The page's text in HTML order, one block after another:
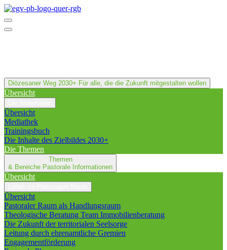
Diözesaner Weg 2030+ Für alle, die die Zukunft mitgestalten wollen
Übersicht
Übersicht
Mediathek
Trainingsbuch
Die Inhalte des Zielbildes 2030+
Die Themen
Themen
& Bereiche Pastorale Informationen
Übersicht
Übersicht
Pastoraler Raum als Handlungsraum
Theologische Beratung Team Immobilienberatung
Die Zukunft der territorialen Seelsorge
Leitung durch ehrenamtliche Gremien
Engagementförderung